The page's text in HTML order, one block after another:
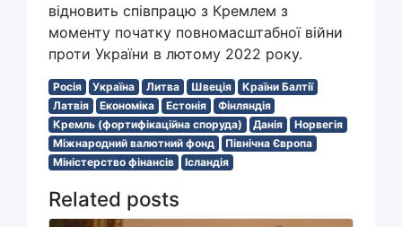
відновить співпрацю з Кремлем з
моменту початку повномасштабної війни
проти України в лютому 2022 року.
Росія Україна Литва Швеція
Країни Балтії
Латвія
Економіка Естонія
Фінляндія
Кремль (фортифікаційна споруда)
Данія
Норвегія
Міжнародний валютний фонд
Північна Європа
Міністерство фінансів
Ісландія
Related posts